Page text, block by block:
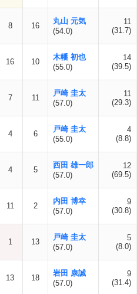
8 16
丸山 元気
(54.0)
11
(31.7)
16 10
木幡 初也
(55.0)
14
(39.5)
7 11
戸崎 圭太
(57.0)
11
(29.3)
4 6
戸崎 圭太
(55.0)
4
(8.8)
4 5
西田 雄一郎
(57.0)
12
(69.5)
11 2
内田 博幸
(57.0)
9
(30.8)
1 13
戸崎 圭太
(57.0)
5
(8.0)
13 18
岩田 康誠
(57.0)
9
(31.4)